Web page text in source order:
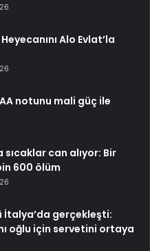
Alo Evlat’la
notunu mali güç ile
sıcaklar can alıyor: Bir
600 ölüm
İtalya’da gerçekleşti:
oğlu için servetini ortaya